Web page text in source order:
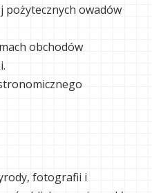
pożytecznych owadów
obchodów
fotografii i